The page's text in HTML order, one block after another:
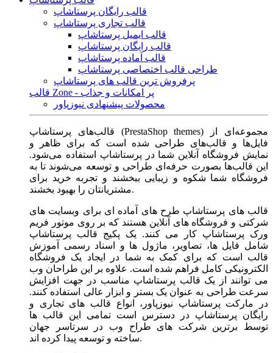
قالب رایگان پرستاشاپ
قالب تجاری پرستاشاپ
قالب ایمیل پرستاشاپ
قالب رایگان پرستاشاپ
قالب آماده پرستاشاپ
طراحی قالب اختصاصی پرستاشاپ
پرفروش ترین قالب های پرستاشاپ
قالب Zone - پر امکانات و جذاب
محصولات پیشنهادی نیوزپاور
قالب‌های پرستاشاپ (PrestaShop themes) مجموعه‌ای از
فایل‌ها و قالب‌های طراحی شده است که برای ظاهر و
نمایش فروشگاه آنلاین شما در پرستاشاپ استفاده می‌شود.
این قالب‌ها بصورت حرفه‌ای طراحی و توسعه می‌شوند تا به
فروشگاه شما شکوه و زیبایی ببخشند و تجربه خرید برای
مشتریانتان را بهبود بخشند.
قالب های پرستاشاپ طرح های آماده ای برای وبسایت های
شرکتی و فروشگاه های آنلاین هستند که بر روی موتور فریم
ورک پرستاشاپ کار می کنند. یک پکیج قالب پرستاشاپ
شامل فایل ها، تصاویر، ماژول ها و اسناد رسمی آموزش
قالب است که برای کمک به شما در ایجاد یک فروشگاه
الکترونیکی کامل فراهم شده است. علاوه بر این طراحان وب
می توانند از یک قالب پرستاشاپ مناسب در جهت افزایش
سرعت طراحی به عنوان یک بستر و ابزار عالی استفاده کنند.
در مارکت پرستاشاپ نیوزپاور، انواع قالب های تجاری و
رایگان پرستاشاپ در دسترس است تمامی این قالب ها
توسط برترین شرکت های طراح وب در سرتاسر جهان
ساخته و توسعه پیدا کرده اند.